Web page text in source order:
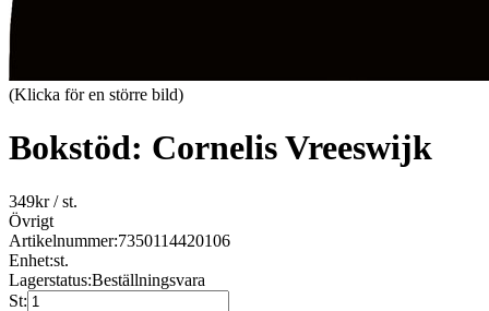
(Klicka för en större bild)
Bokstöd: Cornelis Vreeswijk
349kr/ st.
Övrigt
Artikelnummer:7350114420106
Enhet:st.
Lagerstatus:Beställningsvara
St: